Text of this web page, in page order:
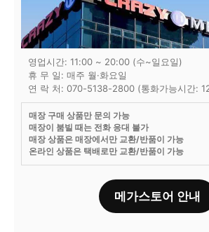
영업시간: 11:00 ~ 20:00 (수~일요일)
휴 무 일: 매주 월·화요일
연 락 처: 070-5138-2800 (통화가능시간:
매장 구매 상품만 문의 가능
매장이 붐빌 때는 전화 응대 불가
매장 상품은 매장에서만 교환/반품이 가능
온라인 상품은 택배로만 교환/반품이 가능
메가스토어 안내